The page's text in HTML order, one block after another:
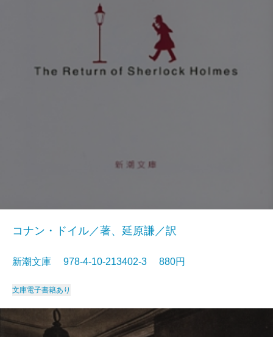
コナン・ドイル／著、延原謙／訳
新潮文庫 978-4-10-213402-3 880円
文庫電子書籍あり